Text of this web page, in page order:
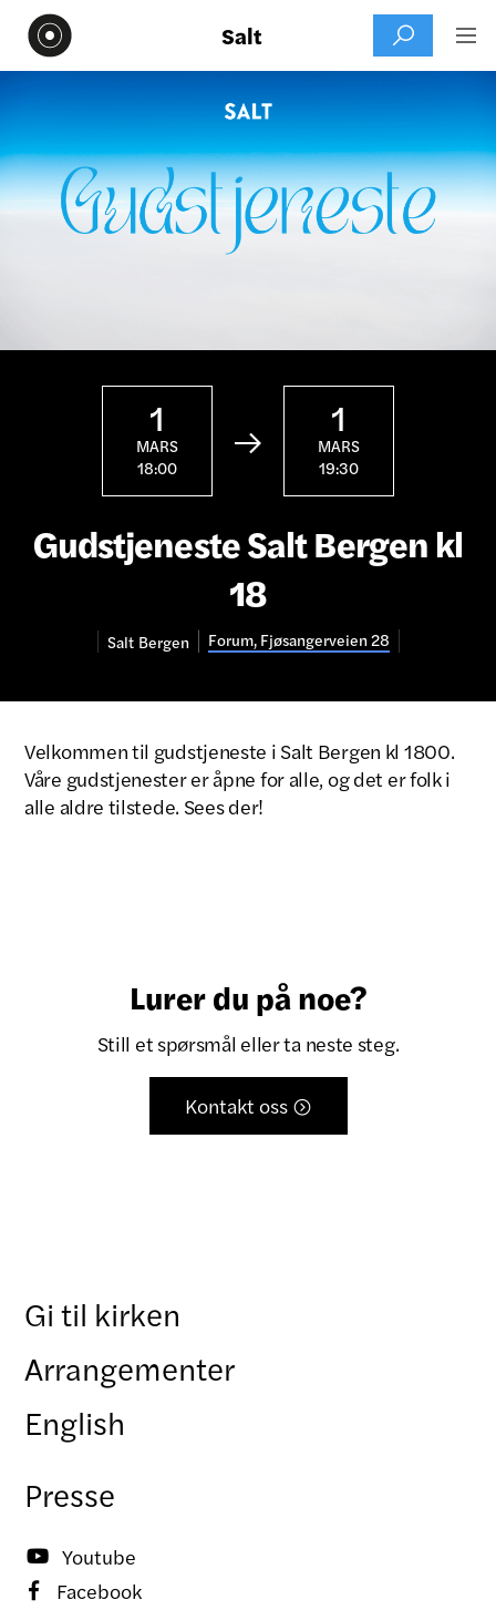
Salt  
1
MARS
18:00

1
MARS
19:30
Gudstjeneste Salt Bergen kl
18
Salt Bergen Forum, Fjøsangerveien 28
Velkommen til gudstjeneste i Salt Bergen kl 1800.
Våre gudstjenester er åpne for alle, og det er folk i
alle aldre tilstede. Sees der!
Lurer du på noe?
Still et spørsmål eller ta neste steg.
Kontakt oss 
Gi til kirken
Arrangementer
English
Presse
 Youtube
 Facebook